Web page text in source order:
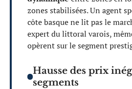
zones stabilisées. Un agent
côte basque ne lit pas le
expert du littoral varois,
opèrent sur le segment
Hausse des prix
segments